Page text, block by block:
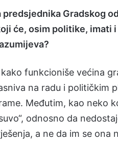
predsjednika Gradskog
će, osim politike, imati
funkcioniše većina
na radu i političkim
Međutim, kao neko
odnosno da
a ne da im se